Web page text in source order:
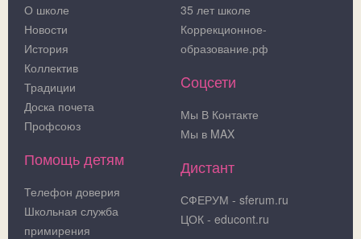
О школе
Новости
История
Коллектив
Традиции
Доска почета
Профсоюз
Помощь детям
Телефон доверия
Школьная служба
примирения
35 лет школе
Коррекционное-
образование.рф
Cоцсети
Мы В Контакте
Мы в MAX
Дистант
СФЕРУМ - sferum.ru
ЦОК - educont.ru